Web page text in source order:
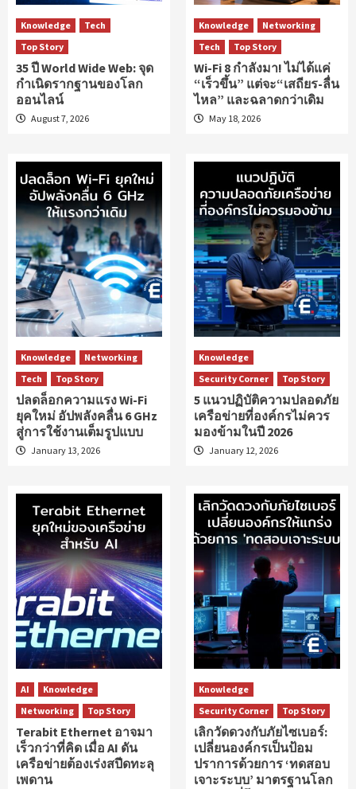
Knowledge
Tech
Top Story
35 ปี World Wide Web: จุด
กำเนิดรากฐานของโลก
ออนไลน์
August 7, 2026
Knowledge
Networking
Tech
Top Story
Wi-Fi 8 กำลังมา! ไม่ได้แค่
“เร็วขึ้น” แต่จะ“เสถียร-ลื่น
ไหล” และฉลาดกว่าเดิม
May 18, 2026
Knowledge
Networking
Tech
Top Story
ปลดล็อกความแรง Wi-Fi
ยุคใหม่ อัปพลังคลื่น 6 GHz
สู่การใช้งานเต็มรูปแบบ
January 13, 2026
Knowledge
Security Corner
Top Story
5 แนวปฏิบัติความปลอดภัย
เครือข่ายที่องค์กรไม่ควร
มองข้ามในปี 2026
January 12, 2026
AI
Knowledge
Networking
Top Story
Terabit Ethernet อาจมา
เร็วกว่าที่คิด เมื่อ AI ดัน
เครือข่ายต้องเร่งสปีดทะลุ
เพดาน
Knowledge
Security Corner
Top Story
เลิกวัดดวงกับภัยไซเบอร์:
เปลี่ยนองค์กรเป็นป้อม
ปราการด้วยการ ‘ทดสอบ
เจาะระบบ’ มาตรฐานโลก